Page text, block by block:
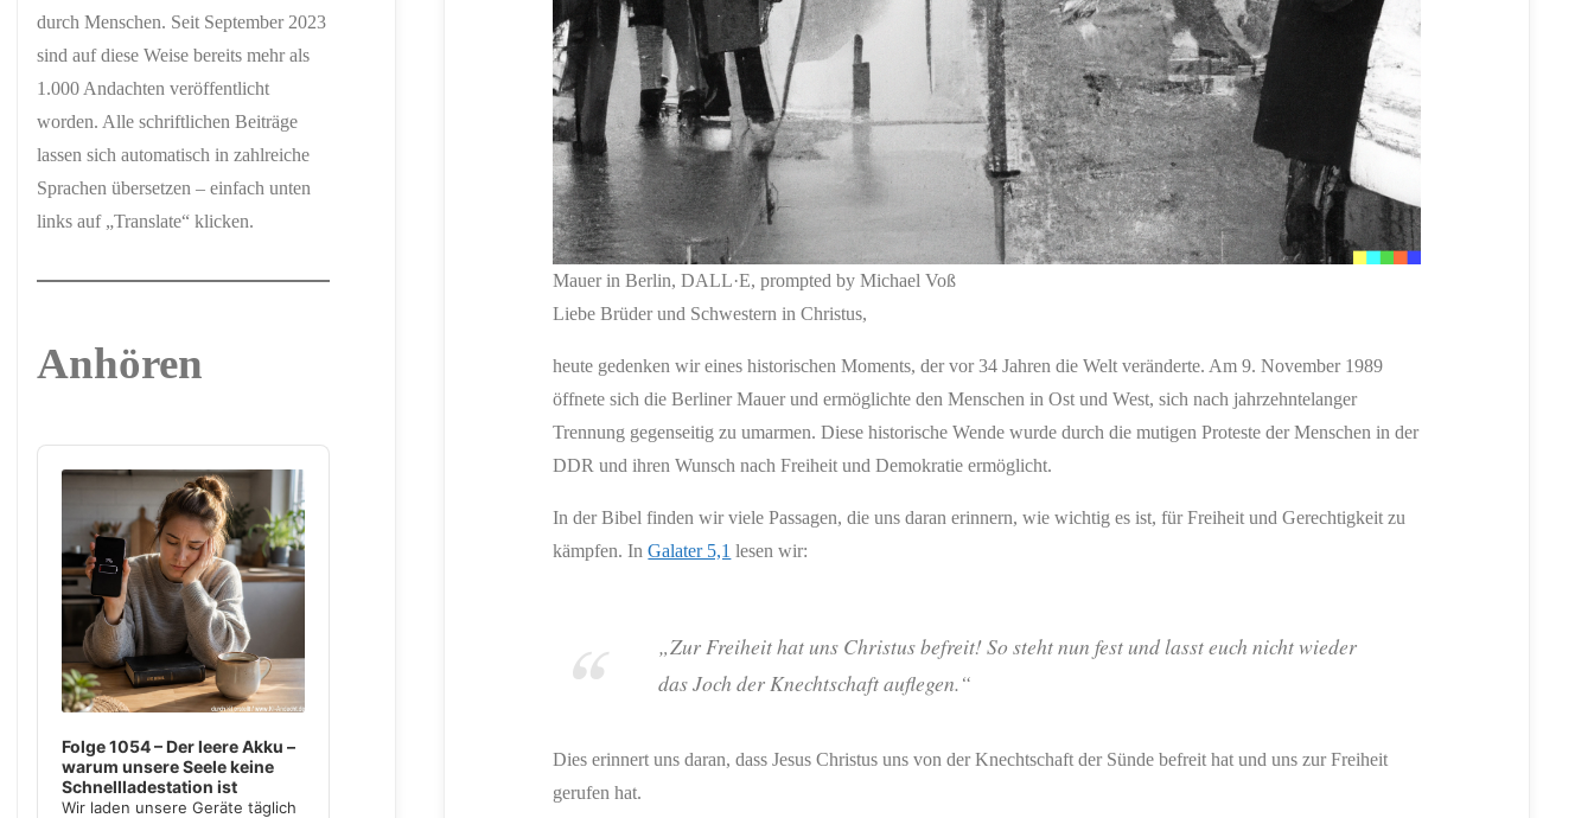
Mauer in Berlin, DALL·E, prompted by Michael Voß
Liebe Brüder und Schwestern in Christus,
heute gedenken wir eines historischen Moments, der vor 34 Jahren die Welt veränderte. Am 9. November 1989
öffnete sich die Berliner Mauer und ermöglichte den Menschen in Ost und West, sich nach jahrzehntelanger
Trennung gegenseitig zu umarmen. Diese historische Wende wurde durch die mutigen Proteste der Menschen in der
DDR und ihren Wunsch nach Freiheit und Demokratie ermöglicht.
In der Bibel finden wir viele Passagen, die uns daran erinnern, wie wichtig es ist, für Freiheit und Gerechtigkeit zu
kämpfen. InGalater 5,1 lesen wir:
„Zur Freiheit hat uns Christus befreit! So steht nun fest und lasst euch nicht wieder
das Joch der Knechtschaft auflegen.“
Dies erinnert uns daran, dass Jesus Christus uns von der Knechtschaft der Sünde befreit hat und uns zur Freiheit
gerufen hat.
durch Menschen. Seit September 2023
sind auf diese Weise bereits mehr als
1.000 Andachten veröffentlicht
worden. Alle schriftlichen Beiträge
lassen sich automatisch in zahlreiche
Sprachen übersetzen – einfach unten
links auf „Translate“ klicken.
Anhören
Audio
Player
Folge 1054 – Der leere Akku –
warum unsere Seele keine
Schnellladestation ist
Wir laden unsere Geräte täglich